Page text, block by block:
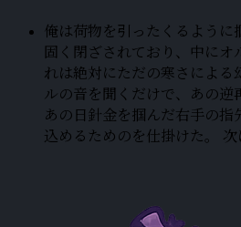
俺は荷物を引ったくるよう
固く閉ざされており、中に
れは絶対にただの寒さによ
ルの音を聞くだけで、あの
あの日針金を掴んだ右手の
込めるためのを仕掛けた。 次